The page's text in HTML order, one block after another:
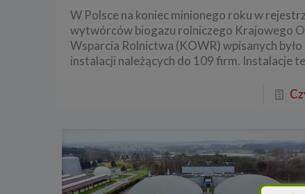
W Polsce na koniec minionego roku w
wytwórców biogazu rolniczego Krajowego
Wsparcia Rolnictwa (KOWR) wpisanych było
instalacji należących do 109 firm. Instalacje te